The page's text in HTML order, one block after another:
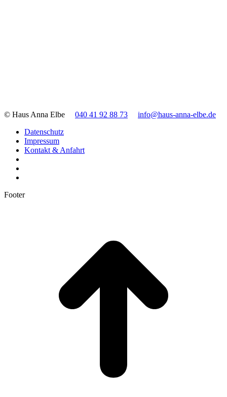
© Haus Anna Elbe 040 41 92 88 73
info@haus-anna-elbe.de
Datenschutz
Impressum
Kontakt & Anfahrt
Footer